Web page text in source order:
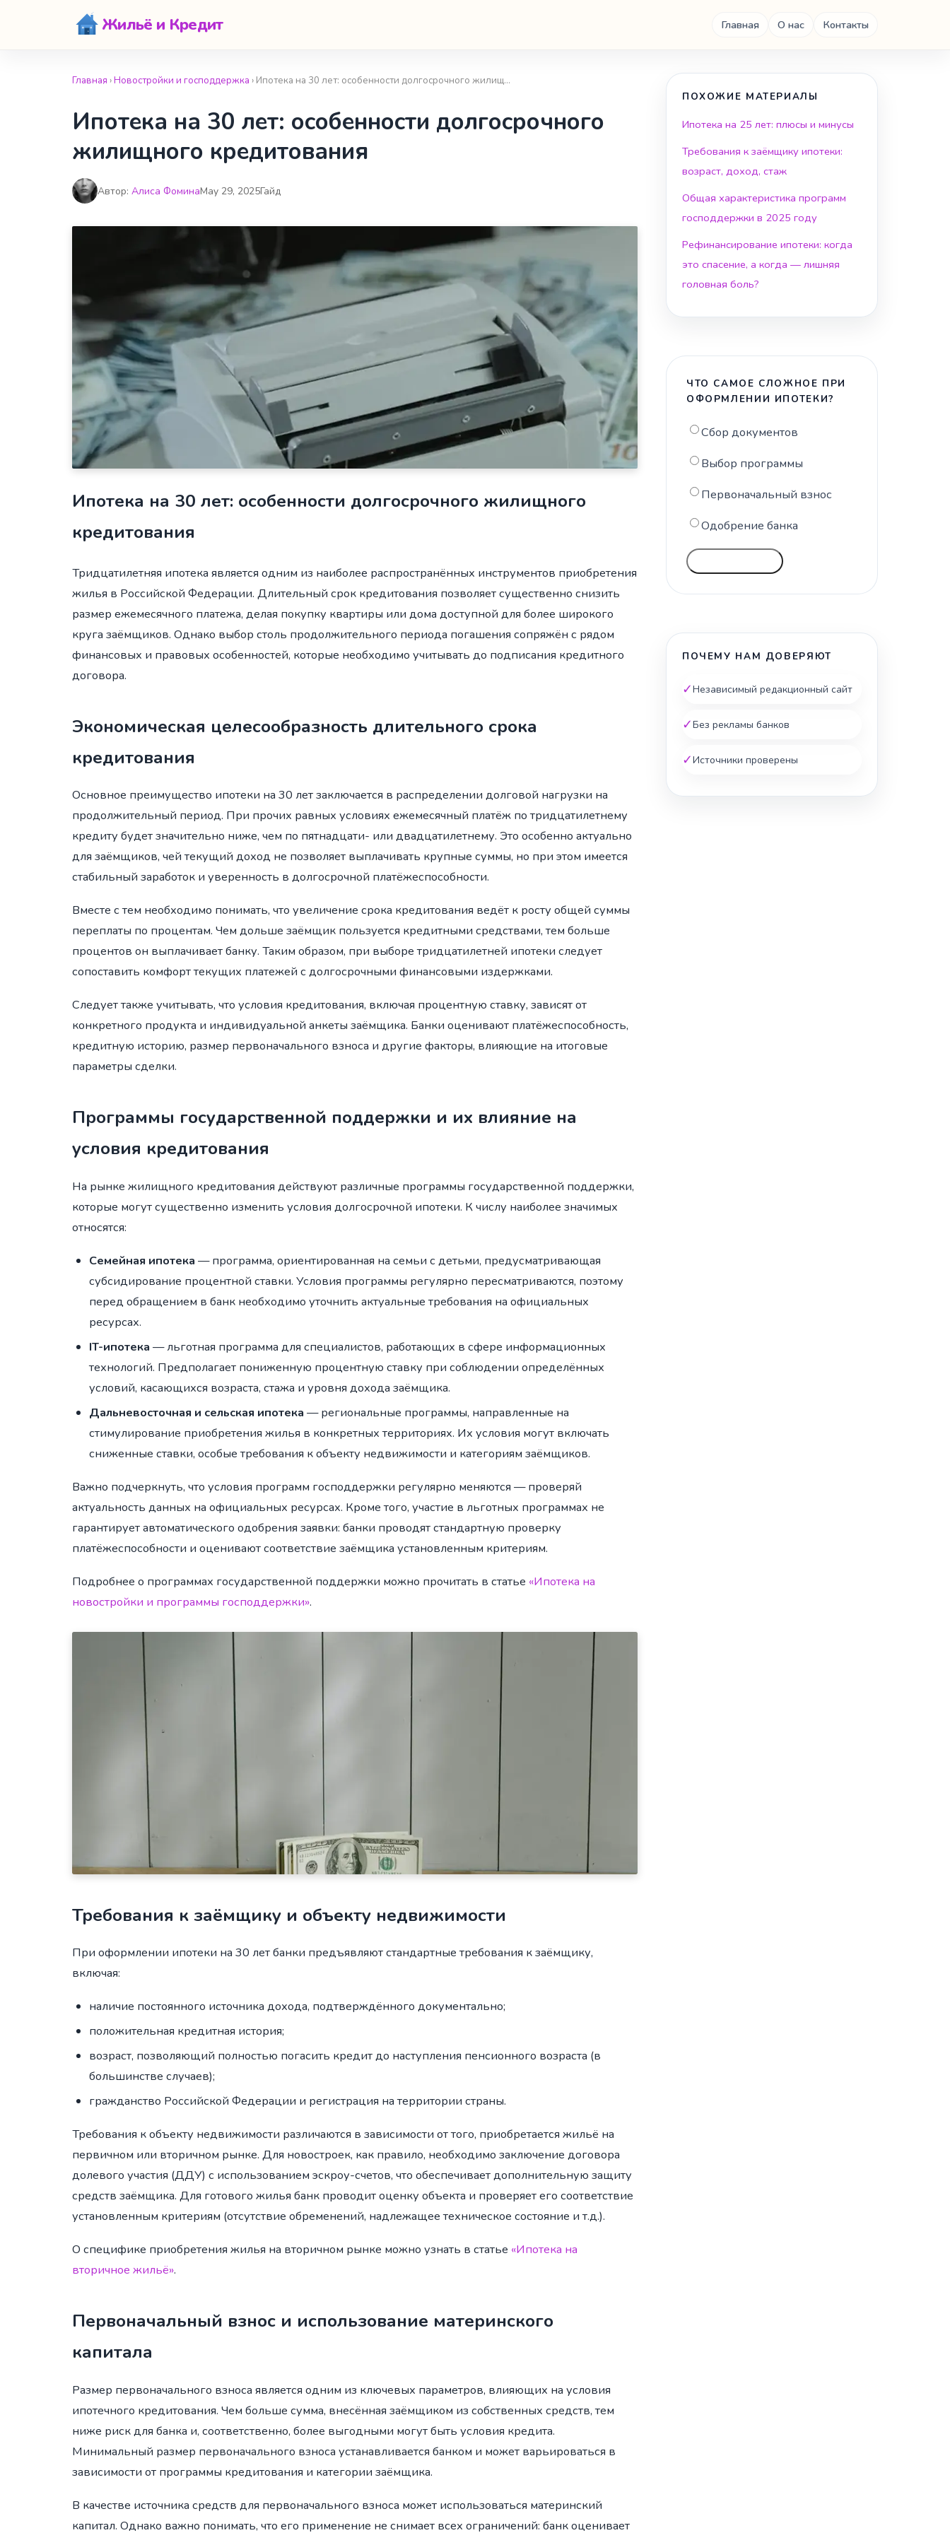
Жильё и Кредит Главная О нас Контакты
Главная ›Новостройки и господдержка › Ипотека на 30 лет: особенности долгосрочного жилищ…
Ипотека на 30 лет: особенности долгосрочного
жилищного кредитования
Автор: Алиса ФоминаMay 29, 2025Гайд
Ипотека на 30 лет: особенности долгосрочного жилищного
кредитования
Тридцатилетняя ипотека является одним из наиболее распространённых инструментов приобретения
жилья в Российской Федерации. Длительный срок кредитования позволяет существенно снизить
размер ежемесячного платежа, делая покупку квартиры или дома доступной для более широкого
круга заёмщиков. Однако выбор столь продолжительного периода погашения сопряжён с рядом
финансовых и правовых особенностей, которые необходимо учитывать до подписания кредитного
договора.
Экономическая целесообразность длительного срока
кредитования
Основное преимущество ипотеки на 30 лет заключается в распределении долговой нагрузки на
продолжительный период. При прочих равных условиях ежемесячный платёж по тридцатилетнему
кредиту будет значительно ниже, чем по пятнадцати- или двадцатилетнему. Это особенно актуально
для заёмщиков, чей текущий доход не позволяет выплачивать крупные суммы, но при этом имеется
стабильный заработок и уверенность в долгосрочной платёжеспособности.
Вместе с тем необходимо понимать, что увеличение срока кредитования ведёт к росту общей суммы
переплаты по процентам. Чем дольше заёмщик пользуется кредитными средствами, тем больше
процентов он выплачивает банку. Таким образом, при выборе тридцатилетней ипотеки следует
сопоставить комфорт текущих платежей с долгосрочными финансовыми издержками.
Следует также учитывать, что условия кредитования, включая процентную ставку, зависят от
конкретного продукта и индивидуальной анкеты заёмщика. Банки оценивают платёжеспособность,
кредитную историю, размер первоначального взноса и другие факторы, влияющие на итоговые
параметры сделки.
Программы государственной поддержки и их влияние на
условия кредитования
На рынке жилищного кредитования действуют различные программы государственной поддержки,
которые могут существенно изменить условия долгосрочной ипотеки. К числу наиболее значимых
относятся:
Семейная ипотека — программа, ориентированная на семьи с детьми, предусматривающая
субсидирование процентной ставки. Условия программы регулярно пересматриваются, поэтому
перед обращением в банк необходимо уточнить актуальные требования на официальных
ресурсах.
IT-ипотека — льготная программа для специалистов, работающих в сфере информационных
технологий. Предполагает пониженную процентную ставку при соблюдении определённых
условий, касающихся возраста, стажа и уровня дохода заёмщика.
Дальневосточная и сельская ипотека — региональные программы, направленные на
стимулирование приобретения жилья в конкретных территориях. Их условия могут включать
сниженные ставки, особые требования к объекту недвижимости и категориям заёмщиков.
Важно подчеркнуть, что условия программ господдержки регулярно меняются — проверяй
актуальность данных на официальных ресурсах. Кроме того, участие в льготных программах не
гарантирует автоматического одобрения заявки: банки проводят стандартную проверку
платёжеспособности и оценивают соответствие заёмщика установленным критериям.
Подробнее о программах государственной поддержки можно прочитать в статье «Ипотека на
новостройки и программы господдержки».
Требования к заёмщику и объекту недвижимости
При оформлении ипотеки на 30 лет банки предъявляют стандартные требования к заёмщику,
включая:
наличие постоянного источника дохода, подтверждённого документально;
положительная кредитная история;
возраст, позволяющий полностью погасить кредит до наступления пенсионного возраста (в
большинстве случаев);
гражданство Российской Федерации и регистрация на территории страны.
Требования к объекту недвижимости различаются в зависимости от того, приобретается жильё на
первичном или вторичном рынке. Для новостроек, как правило, необходимо заключение договора
долевого участия (ДДУ) с использованием эскроу-счетов, что обеспечивает дополнительную защиту
средств заёмщика. Для готового жилья банк проводит оценку объекта и проверяет его соответствие
установленным критериям (отсутствие обременений, надлежащее техническое состояние и т.д.).
О специфике приобретения жилья на вторичном рынке можно узнать в статье «Ипотека на
вторичное жильё».
Первоначальный взнос и использование материнского
капитала
Размер первоначального взноса является одним из ключевых параметров, влияющих на условия
ипотечного кредитования. Чем больше сумма, внесённая заёмщиком из собственных средств, тем
ниже риск для банка и, соответственно, более выгодными могут быть условия кредита.
Минимальный размер первоначального взноса устанавливается банком и может варьироваться в
зависимости от программы кредитования и категории заёмщика.
В качестве источника средств для первоначального взноса может использоваться материнский
капитал. Однако важно понимать, что его применение не снимает всех ограничений: банк оценивает
ПОХОЖИЕ МАТЕРИАЛЫ
Ипотека на 25 лет: плюсы и минусы
Требования к заёмщику ипотеки:
возраст, доход, стаж
Общая характеристика программ
господдержки в 2025 году
Рефинансирование ипотеки: когда
это спасение, а когда — лишняя
головная боль?
ЧТО САМОЕ СЛОЖНОЕ ПРИ
ОФОРМЛЕНИИ ИПОТЕКИ?
Сбор документов
Выбор программы
Первоначальный взнос
Одобрение банка
ПОЧЕМУ НАМ ДОВЕРЯЮТ
✓Независимый редакционный сайт
✓Без рекламы банков
✓Источники проверены